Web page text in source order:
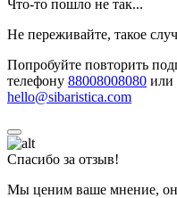
Что-то пошло не так...
Не переживайте, такое
Попробуйте повторить
телефону 88008008080 или
hello@sibaristica.com
Спасибо за отзыв!
Мы ценим ваше мнение,